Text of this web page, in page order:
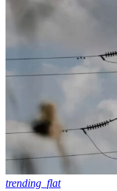
trending_flat